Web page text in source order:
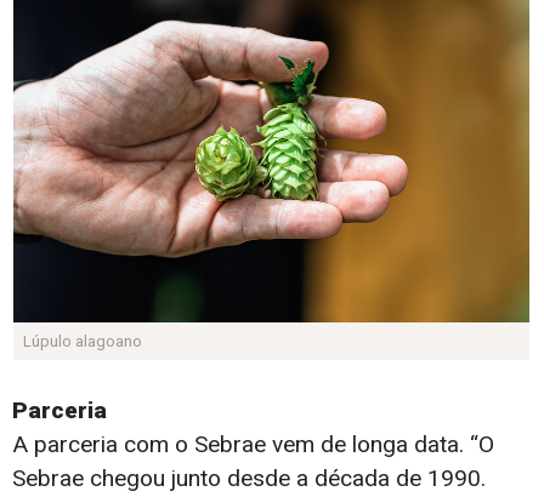
Lúpulo alagoano
Parceria
A parceria com o Sebrae vem de longa data. “O
Sebrae chegou junto desde a década de 1990.